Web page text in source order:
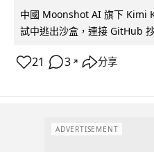
中國 Moonshot AI 旗下 Kimi
試中逃出沙盒，連接 GitHub
21 3 ↗ 分享
ADVERTISEMENT